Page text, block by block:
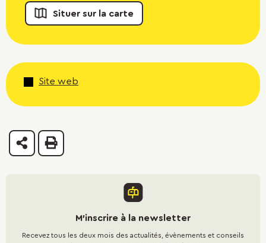
Situer sur la carte
Site web
PartagerImprimer
M'inscrire à la newsletter
Recevez tous les deux mois des actualités, évènements et conseils